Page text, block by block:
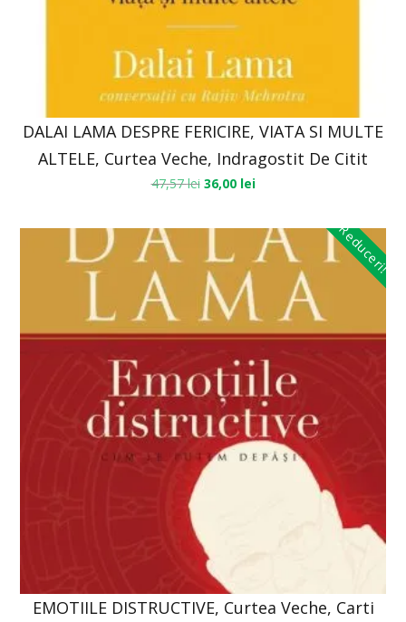
DALAI LAMA DESPRE FERICIRE, VIATA SI MULTE
ALTELE, Curtea Veche, Indragostit De Citit
47,57lei 36,00 lei
Reduceri!
EMOTIILE DISTRUCTIVE, Curtea Veche, Carti